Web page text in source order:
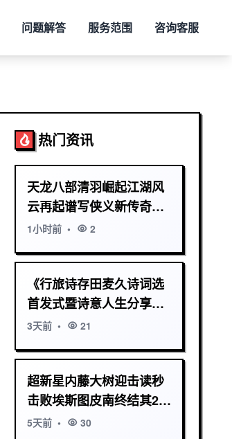
问题解答 服务范围 咨询客服
热门资讯
天龙八部清羽崛起江湖风
云再起谱写侠义新传奇篇
章史诗征程录全书
1小时前 • 2
《行旅诗存田麦久诗词选
首发式暨诗意人生分享
会》
3天前 • 21
超新星内藤大树迎击读秒
击败埃斯图皮南终结其27
战不败战绩
5天前 • 30